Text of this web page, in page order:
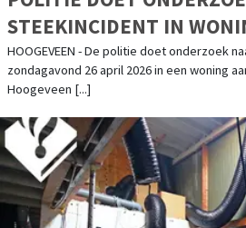
STEEKINCIDENT IN
HOOGEVEEN
HOOGEVEEN - De politie doet onderzoek
zondagavond 26 april 2026 in een woning
Hoogeveen [...]